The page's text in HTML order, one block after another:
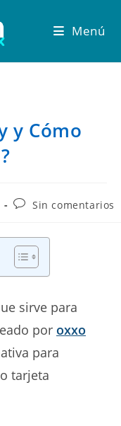
Menú
y Cómo
Sin comentarios
sirve para
por oxxo
para
tarjeta